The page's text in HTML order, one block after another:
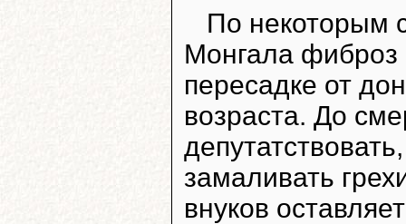
По некоторым
Монгала фиброз
пересадке от
возраста. До
замаливать
внуков